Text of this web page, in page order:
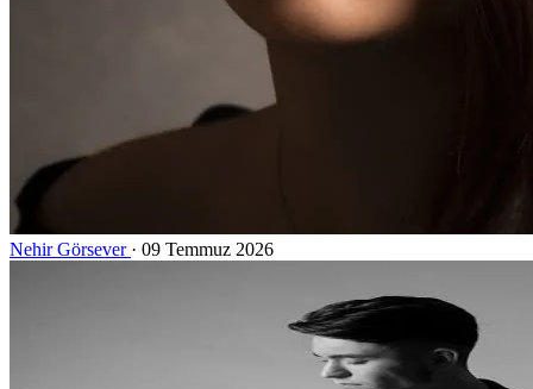
Nehir Görsever · 09 Temmuz 2026